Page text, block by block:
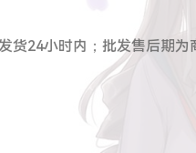
货24小时内；批发售后期为